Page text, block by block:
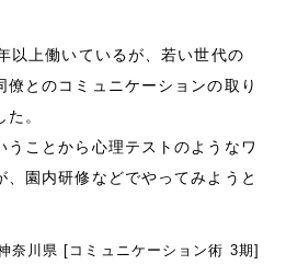
以上働いているが、若い世代の
僚とのコミュニケーションの取り
。
うことから心理テストのようなワ
、園内研修などでやってみようと
奈川県 [コミュニケーション術 3期]